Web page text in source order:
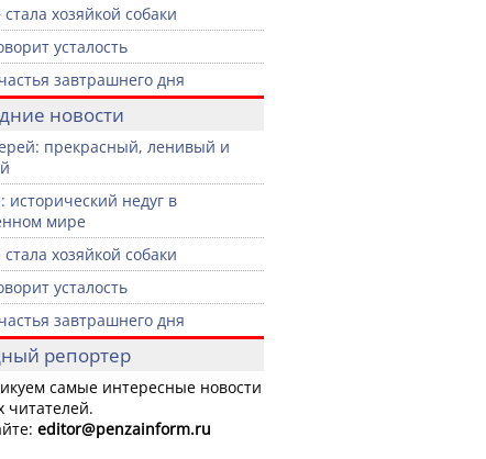
хозяйкой собаки
усталость
завтрашнего дня
новости
прекрасный, ленивый и
исторический недуг в
мире
хозяйкой собаки
усталость
завтрашнего дня
репортер
самые интересные новости
читателей.
editor@penzainform.ru